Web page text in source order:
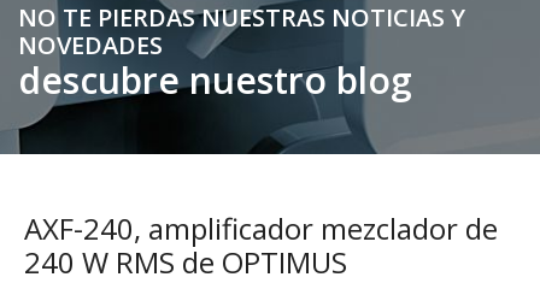
NO TE PIERDAS NUESTRAS NOTICIAS Y
NOVEDADES
descubre nuestro blog
AXF-240, amplificador mezclador de
240 W RMS de OPTIMUS